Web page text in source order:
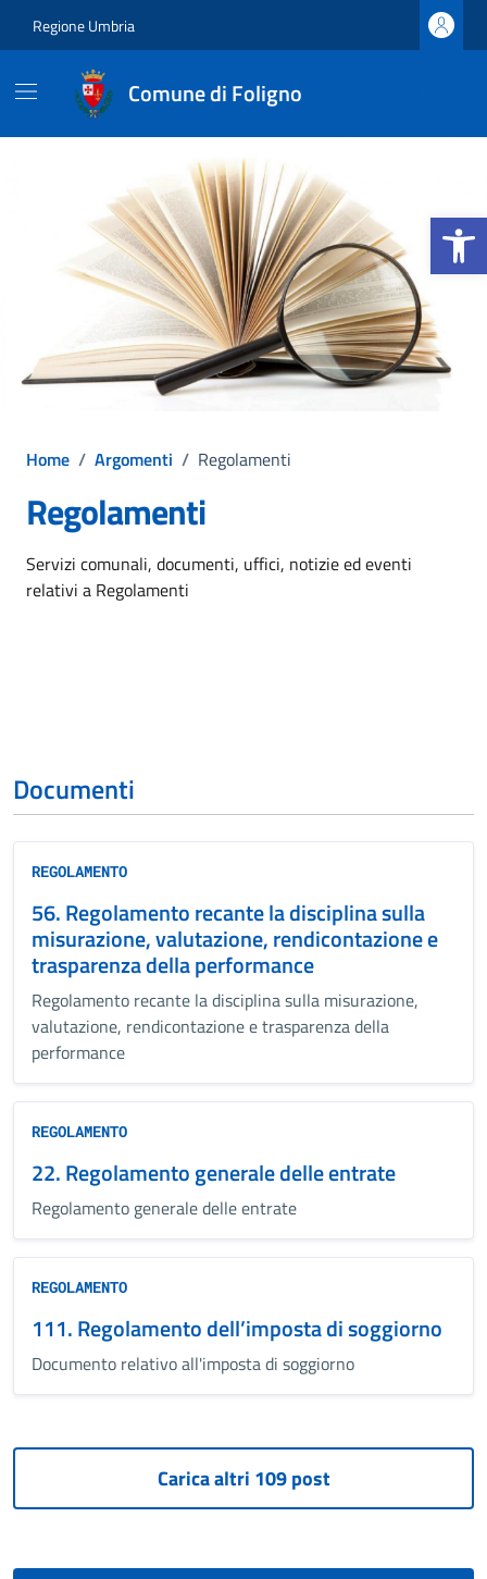
Apri la
Regione Umbria
Comune di Foligno
Home / Argomenti / Regolamenti
Regolamenti
Dettagli dell'argomento
Servizi comunali, documenti, uffici, notizie ed eventi
relativi a Regolamenti
Documenti
REGOLAMENTO
56. Regolamento recante la disciplina sulla
misurazione, valutazione, rendicontazione e
trasparenza della performance
Regolamento recante la disciplina sulla misurazione,
valutazione, rendicontazione e trasparenza della
performance
REGOLAMENTO
22. Regolamento generale delle entrate
Regolamento generale delle entrate
REGOLAMENTO
111. Regolamento dell’imposta di soggiorno
Documento relativo all'imposta di soggiorno